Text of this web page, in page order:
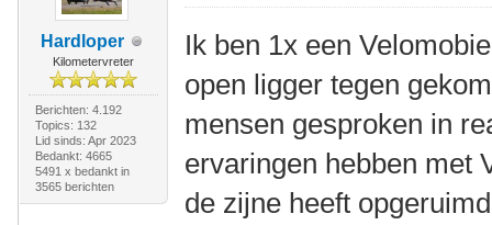
Hardloper
Kilometervreter
Berichten: 4.192
Topics: 132
Lid sinds: Apr 2023
Bedankt: 4665
5491 x bedankt in
3565 berichten
Ik ben 1x een
open ligger tegen
mensen gesproken in
ervaringen hebben met
de zijne heeft